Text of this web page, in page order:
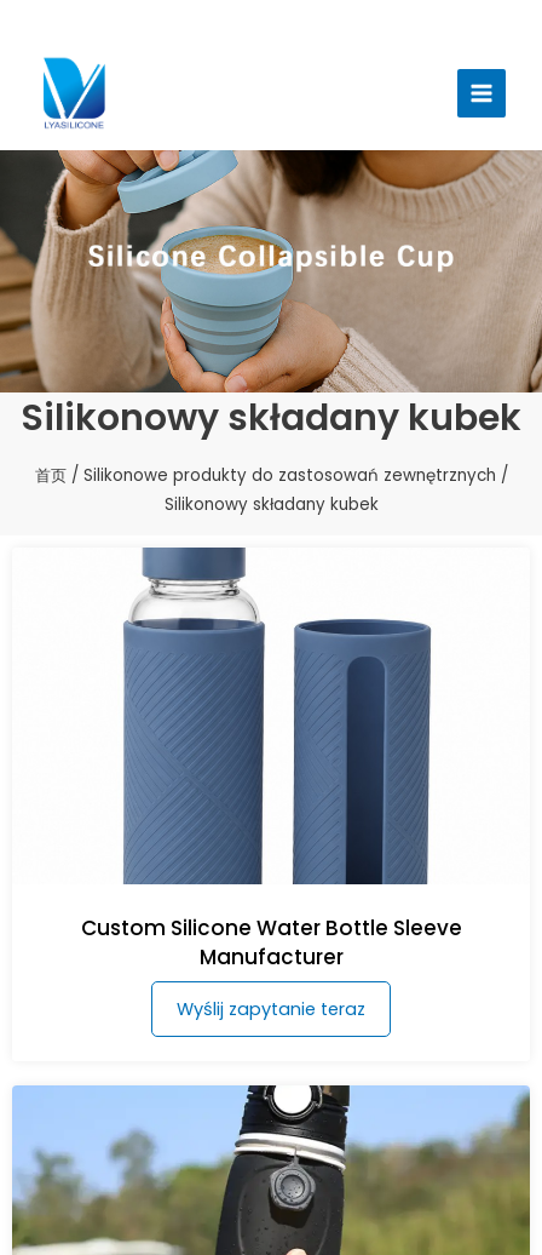
Silikonowy składany kubek
首页/ Silikonowe produkty do zastosowań zewnętrznych /
Silikonowy składany kubek
Custom Silicone Water Bottle Sleeve
Manufacturer
Wyślij zapytanie teraz